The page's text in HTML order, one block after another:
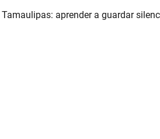
aprender a guardar